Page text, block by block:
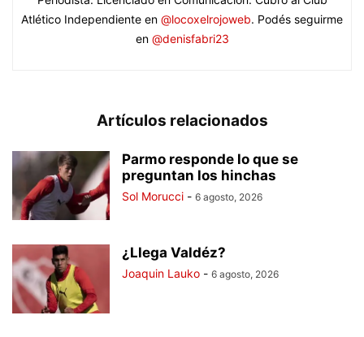
Atlético Independiente en @locoxelrojoweb. Podés seguirme
en @denisfabri23
Artículos relacionados
Parmo responde lo que se
preguntan los hinchas
Sol Morucci - 6 agosto, 2026
¿Llega Valdéz?
Joaquin Lauko - 6 agosto, 2026